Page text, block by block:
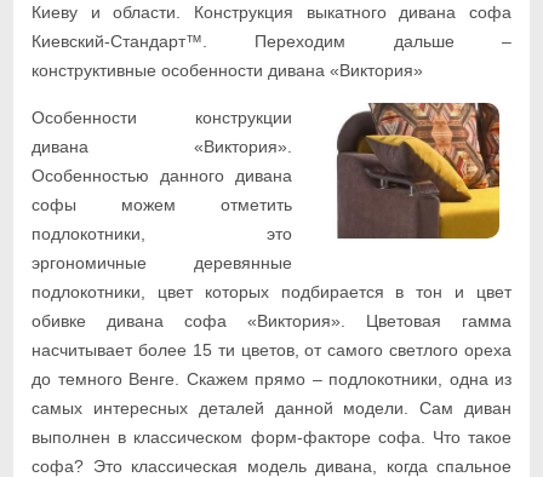
Киеву и области. Конструкция выкатного дивана софа
Киевский-Стандарт™. Переходим дальше –
конструктивные особенности дивана «Виктория»
Особенности конструкции
дивана «Виктория».
Особенностью данного дивана
софы можем отметить
подлокотники, это
эргономичные деревянные
подлокотники, цвет которых подбирается в тон и цвет
обивке дивана софа «Виктория». Цветовая гамма
насчитывает более 15 ти цветов, от самого светлого ореха
до темного Венге. Скажем прямо – подлокотники, одна из
самых интересных деталей данной модели. Сам диван
выполнен в классическом форм-факторе софа. Что такое
софа? Это классическая модель дивана, когда спальное